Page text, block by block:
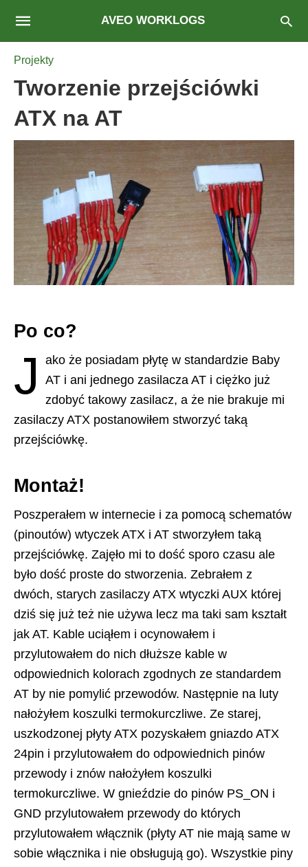
AVEO WORKLOGS
Projekty
Tworzenie przejściówki
ATX na AT
Po co?
J
ako że posiadam płytę w standardzie Baby
AT i ani jednego zasilacza AT i ciężko już
zdobyć takowy zasilacz, a że nie brakuje mi
zasilaczy ATX postanowiłem stworzyć taką
przejściówkę.
Montaż!
Poszperałem w internecie i za pomocą schematów
(pinoutów) wtyczek ATX i AT stworzyłem taką
przejściówkę. Zajęło mi to dość sporo czasu ale
było dość proste do stworzenia. Zebrałem z
dwóch, starych zasilaczy ATX wtyczki AUX której
dziś się już też nie używa lecz ma taki sam kształt
jak AT. Kable uciąłem i ocynowałem i
przylutowałem do nich dłuższe kable w
odpowiednich kolorach zgodnych ze standardem
AT by nie pomylić przewodów. Następnie na luty
nałożyłem koszulki termokurczliwe. Ze starej,
uszkodzonej płyty ATX pozyskałem gniazdo ATX
24pin i przylutowałem do odpowiednich pinów
przewody i znów nałożyłem koszulki
termokurczliwe. W gnieździe do pinów PS_ON i
GND przylutowałem przewody do których
przylutowałem włącznik (płyty AT nie mają same w
sobie włącznika i nie obsługują go). Wszystkie piny